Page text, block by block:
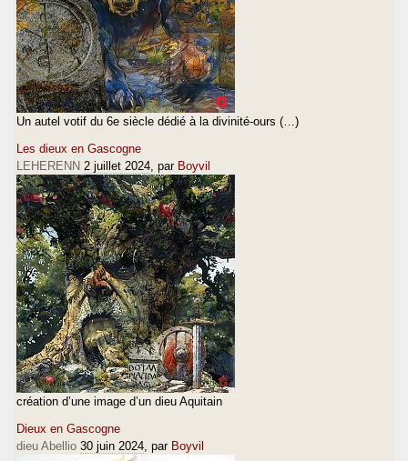
Un autel votif du 6e siècle dédié à la divinité-ours (…)
Les dieux en Gascogne
LEHERENN 2 juillet 2024 , par Boyvil
création d’une image d’un dieu Aquitain
Dieux en Gascogne
dieu Abellio 30 juin 2024 , par Boyvil